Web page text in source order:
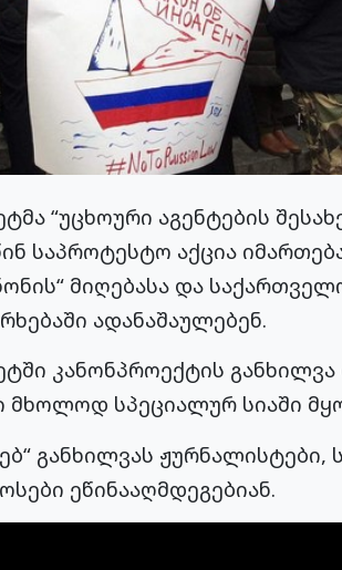
“უცხოური აგენტების
საპროტესტო აქცია
მიღებასა და
ადანაშაულებენ.
კანონპროექტის განხილვა
სპეციალურ სიაში
განხილვას ჟურნალისტები,
ეწინააღმდეგებიან.